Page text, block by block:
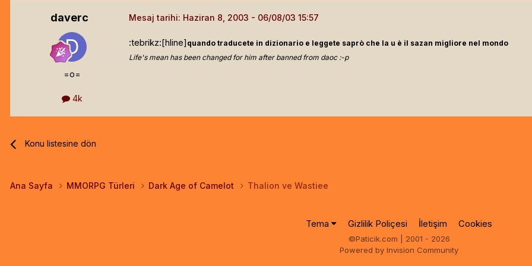
daverc
=o=
4k
Mesaj tarihi: Haziran 8, 2003
:tebrikz:[hline] quando traducete in dizionario e leggete saprò che la u è il sazan migliore nel mondo
Life's mean has been changed for him after banned from daoc :-p
Konu listesine dön
Ana Sayfa MMORPG Türleri Dark Age of Camelot Thalion ve Wastiee
Tema Gizlilik Poliçesi İletişim Cookies
©Paticik.com | 2001 - 2026
Powered by Invision Community